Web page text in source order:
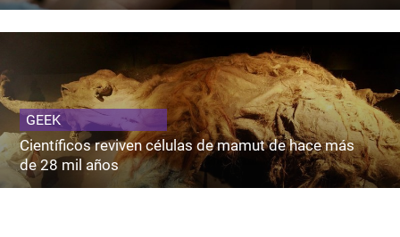
GEEK
Científicos reviven células de mamut de hace más
de 28 mil años